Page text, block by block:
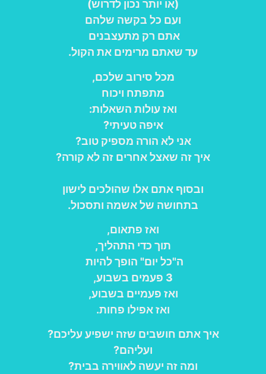
(או יותר נכון לדרוש)
ועם כל בקשה שלהם
אתם רק מתעצבנים
עד שאתם מרימים את הקול.
מכל סירוב שלכם,
מתפתח ויכוח
ואז עולות השאלות:
איפה טעיתי?
אני לא הורה מספיק טוב?
איך זה שאצל אחרים זה לא קורה?
ובסוף אתם אלו שהולכים לישון
בתחושה של אשמה ותסכול.
ואז פתאום,
תוך כדי התהליך,
ה"כל יום" הופך להיות
3 פעמים בשבוע,
ואז פעמיים בשבוע,
ואז אפילו פחות.
איך אתם חושבים שזה ישפיע עליכם?
ועליהם?
ומה זה יעשה לאווירה בבית?